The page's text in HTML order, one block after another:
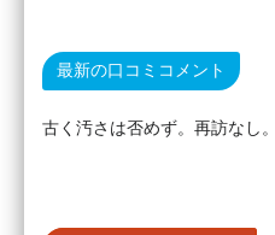
最新の口コミコメント
古く汚さは否めず。再訪なし。